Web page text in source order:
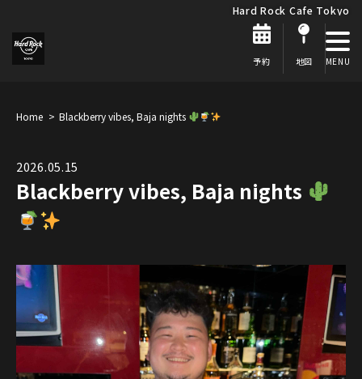
Hard Rock Cafe Tokyo
予約 地図
Home Blackberry vibes, Baja nights
2026.05.15
Blackberry vibes, Baja nights